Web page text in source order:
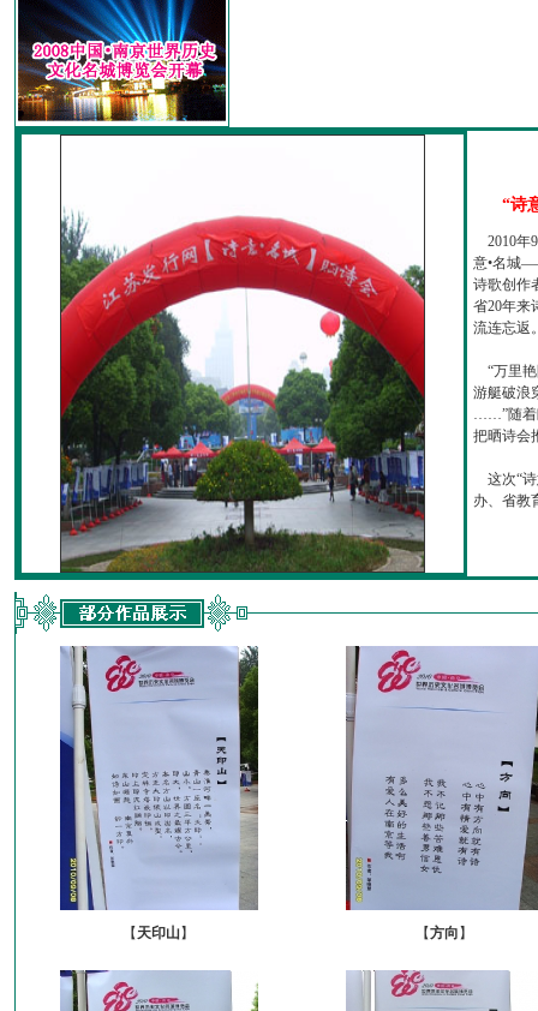
“诗
2010年
意•名城
诗歌创作
省20年来
流连忘返
“万里艳
游艇破浪
……”随着
把晒诗会
这次“诗
办、省教
【 天印山】 【方向 】